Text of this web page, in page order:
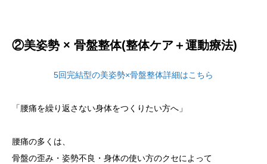
②美姿勢 × 骨盤整体(整体ケア＋運動療法)
5回完結型の美姿勢×骨盤整体詳細はこちら
「腰痛を繰り返さない身体をつくりたい方へ」
腰痛の多くは、
骨盤の歪み・姿勢不良・身体の使い方のクセによって